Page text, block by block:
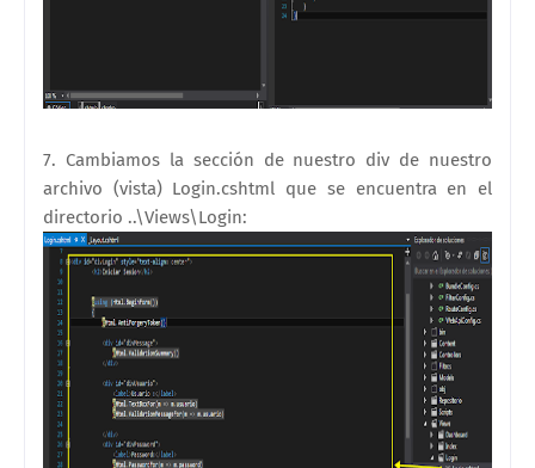
7. Cambiamos la sección de nuestro div de nuestro
archivo (vista) Login.cshtml que se encuentra en el
directorio ..\Views\Login: